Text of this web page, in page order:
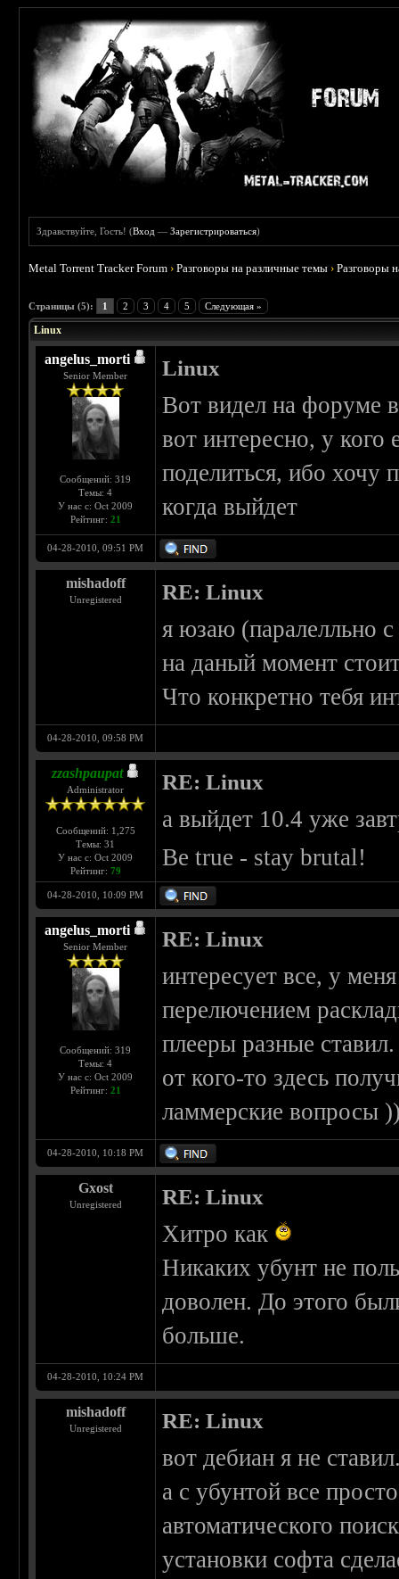
Здравствуйте, Гость! (Вход —Зарегистрироваться)
Metal Torrent Tracker Forum ›Разговоры на различные темы ›Разговоры
Страницы (5): 1 2 3 4 5 Следующая »
Linux
angelus_morti
Senior Member
Сообщений: 319
Темы: 4
У нас с: Oct 2009
Рейтинг: 21
Linux
Вот видел на форуме
вот интересно, у
поделиться, ибо хочу
когда выйдет
04-28-2010, 09:51 PM
mishadoff
Unregistered RE: Linux
я юзаю (паралелльно
на даный момент
Что конкретно тебя
04-28-2010, 09:58 PM
zzashpaupat
Administrator
Сообщений: 1,275
Темы: 31
У нас с: Oct 2009
Рейтинг: 79
RE: Linux
а выйдет 10.4 уже
Be true - stay brutal!
04-28-2010, 10:09 PM
angelus_morti
Senior Member
Сообщений: 319
Темы: 4
У нас с: Oct 2009
Рейтинг: 21
RE: Linux
интересует все, у
перелючением
плееры разные
от кого-то здесь
ламмерские вопросы
04-28-2010, 10:18 PM
Gxost
Unregistered RE: Linux
Хитро как
Никаких убунт не
доволен. До этого
больше.
04-28-2010, 10:24 PM
mishadoff
Unregistered RE: Linux
вот дебиан я не
а с убунтой все
автоматического
установки софта